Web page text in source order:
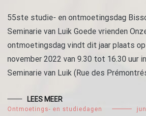
55ste studie- en ontmoetingsdag
Seminarie van Luik Goede vrienden
ontmoetingsdag vindt dit jaar plaats
november 2022 van 9.30 tot 16.30 uur
Seminarie van Luik (Rue des
LEES MEER
Ontmoetings- en studiedagen